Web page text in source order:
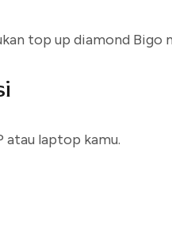
top up diamond Bigo
atau laptop kamu.